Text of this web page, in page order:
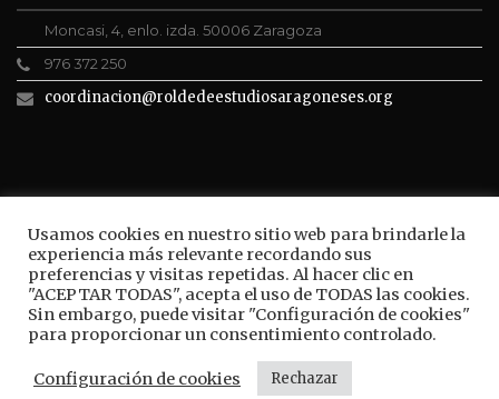
Usamos cookies en nuestro sitio web para brindarle la
experiencia más relevante recordando sus
preferencias y visitas repetidas. Al hacer clic en
"ACEPTAR TODAS", acepta el uso de TODAS las cookies.
Sin embargo, puede visitar "Configuración de cookies"
para proporcionar un consentimiento controlado.
Configuración de cookies Rechazar
Moncasi, 4, enlo. izda. 50006 Zaragoza
976 372 250
coordinacion@roldedeestudiosaragoneses.org
ROLDE CONECTA
BUSCAR